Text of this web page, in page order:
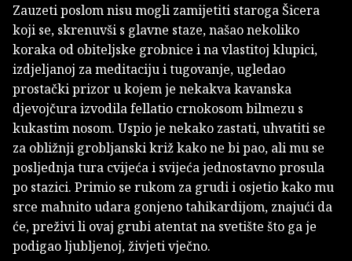
Zauzeti poslom nisu mogli zamijetiti staroga Šicera
koji se, skrenuvši s glavne staze, našao nekoliko
koraka od obiteljske grobnice i na vlastitoj klupici,
izdjeljanoj za meditaciju i tugovanje, ugledao
prostački prizor u kojem je nekakva kavanska
djevojčura izvodila fellatio crnokosom bilmezu s
kukastim nosom. Uspio je nekako zastati, uhvatiti se
za obližnji grobljanski križ kako ne bi pao, ali mu se
posljednja tura cvijeća i svijeća jednostavno prosula
po stazici. Primio se rukom za grudi i osjetio kako mu
srce mahnito udara gonjeno tahikardijom, znajući da
će, preživi li ovaj grubi atentat na svetište što ga je
podigao ljubljenoj, živjeti vječno.